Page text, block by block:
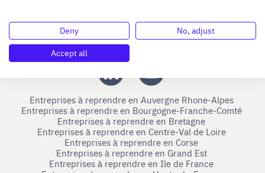
Nous suivre
Entreprises à reprendre en Auvergne Rhone-Alpes
Entreprises à reprendre en Bourgogne-Franche-Comté
Entreprises à reprendre en Bretagne
Entreprises à reprendre en Centre-Val de Loire
Entreprises à reprendre en Corse
Entreprises à reprendre en Grand Est
Entreprises à reprendre en Ile de France
Deny
No, adjust
Accept all